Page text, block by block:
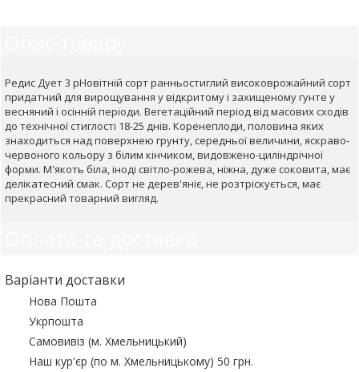
Редис Дует 3 рНовітній сорт ранньостиглий високоврожайний сорт
придатний для вирощування у відкритому і захищеному гунте у
весняний і осінній періоди. Вегетаційний період від масових сходів
до технічної стиглості 18-25 днів. Коренеплоди, половина яких
знаходиться над поверхнею грунту, середньої величини, яскраво-
червоного кольору з білим кінчиком, видовжено-циліндрічної
форми. М'якоть біла, іноді світло-рожева, ніжна, дуже соковита, має
делікатесний смак. Сорт не дерев'яніє, не розтріскується, має
прекрасний товарний вигляд.
Варіанти доставки
Нова Пошта
Укрпошта
Самовивіз (м. Хмельницький)
Наш кур'єр (по м. Хмельницькому) 50 грн.